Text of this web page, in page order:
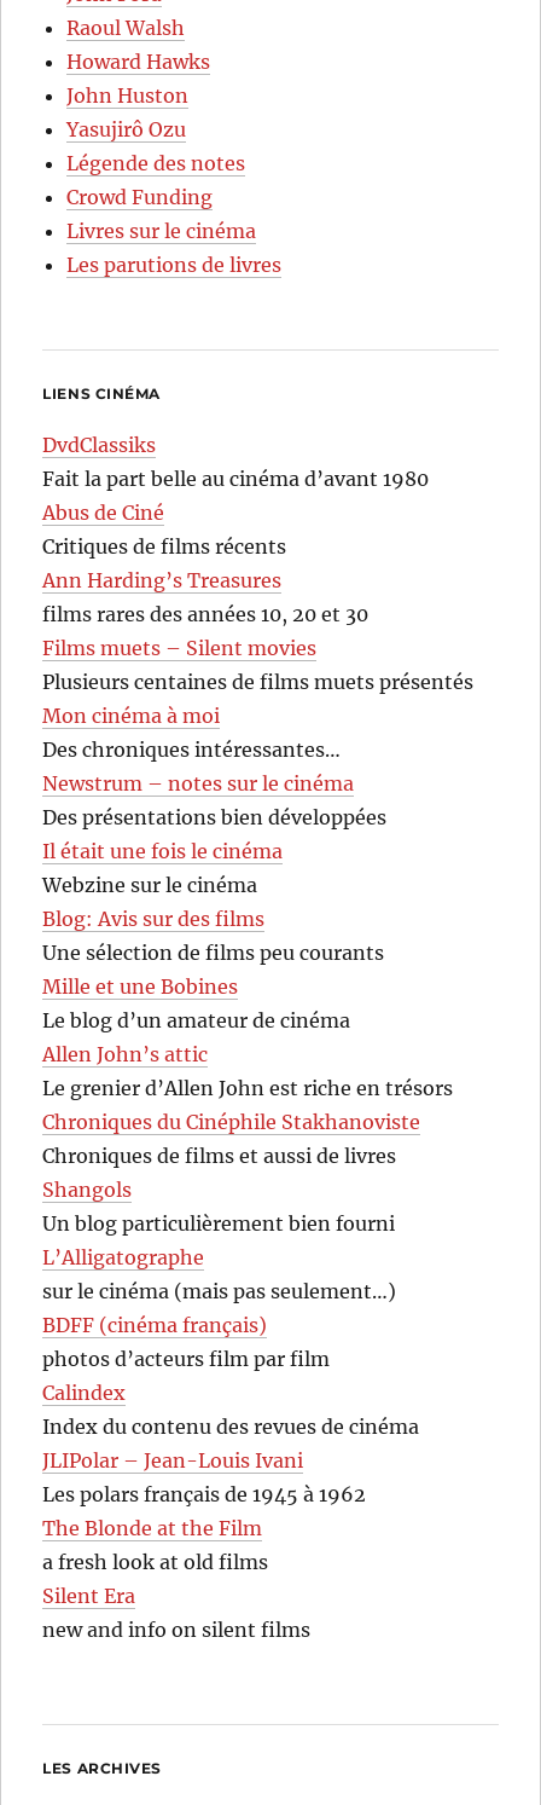
Raoul Walsh
Howard Hawks
John Huston
Yasujirô Ozu
Légende des notes
Crowd Funding
Livres sur le cinéma
Les parutions de livres
LIENS CINÉMA
DvdClassiks
Fait la part belle au cinéma d’avant 1980
Abus de Ciné
Critiques de films récents
Ann Harding’s Treasures
films rares des années 10, 20 et 30
Films muets – Silent movies
Plusieurs centaines de films muets présentés
Mon cinéma à moi
Des chroniques intéressantes…
Newstrum – notes sur le cinéma
Des présentations bien développées
Il était une fois le cinéma
Webzine sur le cinéma
Blog: Avis sur des films
Une sélection de films peu courants
Mille et une Bobines
Le blog d’un amateur de cinéma
Allen John’s attic
Le grenier d’Allen John est riche en trésors
Chroniques du Cinéphile Stakhanoviste
Chroniques de films et aussi de livres
Shangols
Un blog particulièrement bien fourni
L’Alligatographe
sur le cinéma (mais pas seulement…)
BDFF (cinéma français)
photos d’acteurs film par film
Calindex
Index du contenu des revues de cinéma
JLIPolar – Jean-Louis Ivani
Les polars français de 1945 à 1962
The Blonde at the Film
a fresh look at old films
Silent Era
new and info on silent films
LES ARCHIVES